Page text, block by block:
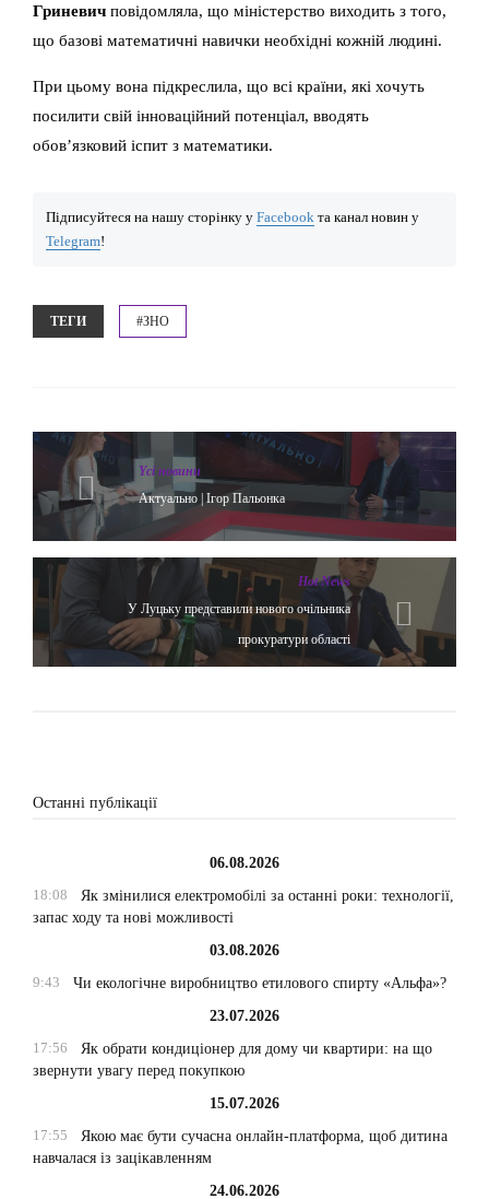
Гриневич повідомляла, що міністерство виходить з того,
що базові математичні навички необхідні кожній людині.
При цьому вона підкреслила, що всі країни, які хочуть
посилити свій інноваційний потенціал, вводять
обов’язковий іспит з математики.
Підписуйтеся на нашу сторінку у Facebook та канал новин у
Telegram!
ТЕГИ #ЗНО
Yсі новини
Актуально | Ігор Пальонка
Hot News
У Луцьку представили нового очільника
прокуратури області
Останні публікації
06.08.2026
18:08
Як змінилися електромобілі за останні роки: технології,
запас ходу та нові можливості
03.08.2026
9:43
Чи екологічне виробництво етилового спирту «Альфа»?
23.07.2026
17:56
Як обрати кондиціонер для дому чи квартири: на що
звернути увагу перед покупкою
15.07.2026
17:55
Якою має бути сучасна онлайн-платформа, щоб дитина
навчалася із зацікавленням
24.06.2026